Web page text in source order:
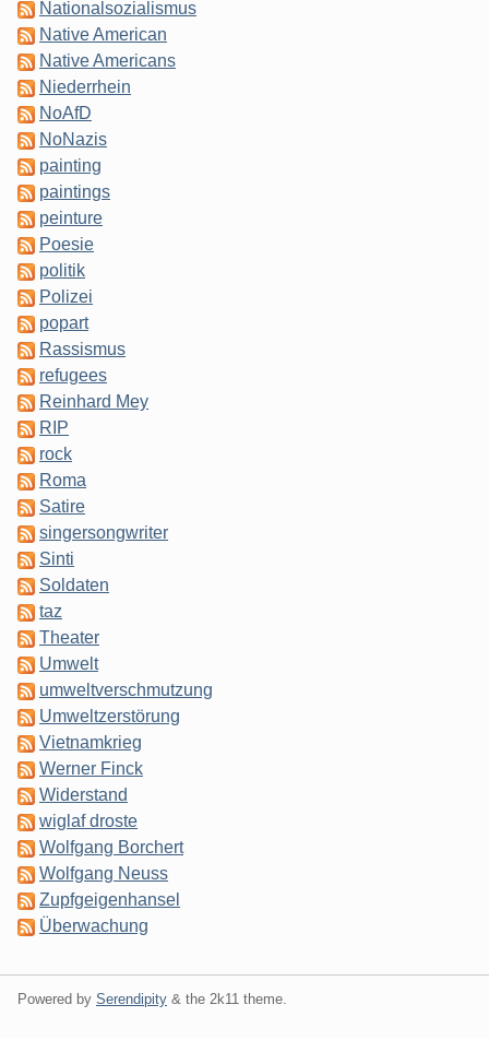
Nationalsozialismus
Native American
Native Americans
Niederrhein
NoAfD
NoNazis
painting
paintings
peinture
Poesie
politik
Polizei
popart
Rassismus
refugees
Reinhard Mey
RIP
rock
Roma
Satire
singersongwriter
Sinti
Soldaten
taz
Theater
Umwelt
umweltverschmutzung
Umweltzerstörung
Vietnamkrieg
Werner Finck
Widerstand
wiglaf droste
Wolfgang Borchert
Wolfgang Neuss
Zupfgeigenhansel
Überwachung
Powered by Serendipity & the 2k11 theme.